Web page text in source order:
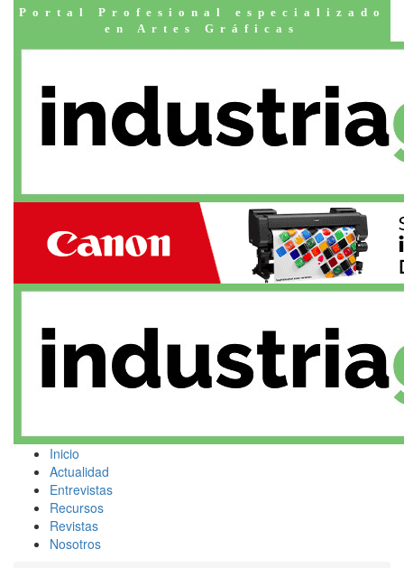
Portal Profesional especializado
en Artes Gráficas
Inicio
Actualidad
Entrevistas
Recursos
Revistas
Nosotros